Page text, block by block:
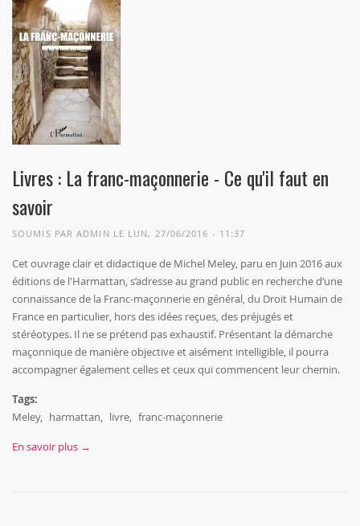
Livres : La franc-maçonnerie - Ce qu'il faut en
savoir
SOUMIS PARADMIN LE LUN, 27/06/2016 - 11:37
Cet ouvrage clair et didactique de Michel Meley, paru en Juin 2016 aux
éditions de l'Harmattan, s’adresse au grand public en recherche d’une
connaissance de la Franc-maçonnerie en général, du Droit Humain de
France en particulier, hors des idées reçues, des préjugés et
stéréotypes. Il ne se prétend pas exhaustif. Présentant la démarche
maçonnique de manière objective et aisément intelligible, il pourra
accompagner également celles et ceux qui commencent leur chemin.
Tags:
Meley
harmattan livre franc-maçonnerie
En savoir plus →